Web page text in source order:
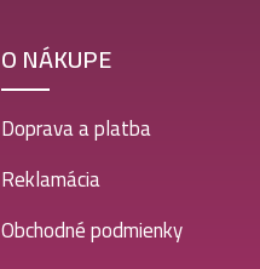
O NÁKUPE
Doprava a platba
Reklamácia
Obchodné podmienky